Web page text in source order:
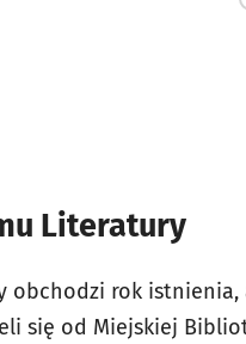
Literatury
obchodzi rok
się od Miejskiej